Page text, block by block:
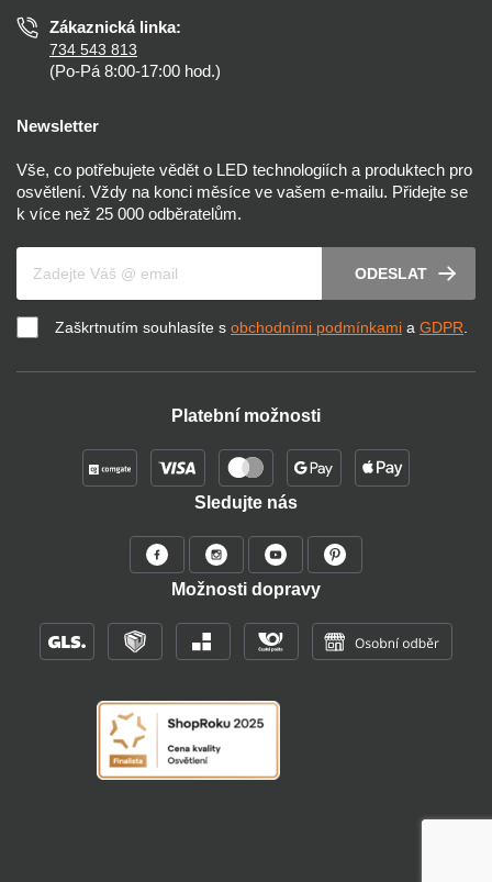
Zákaznická linka:
734 543 813
(Po-Pá 8:00-17:00 hod.)
Newsletter
Vše, co potřebujete vědět o LED technologiích a produktech pro
osvětlení. Vždy na konci měsíce ve vašem e-mailu. Přidejte se
k více než 25 000 odběratelům.
ODESLAT
Zaškrtnutím souhlasíte s obchodními podmínkami a GDPR
Platební možnosti
Sledujte nás
Možnosti dopravy